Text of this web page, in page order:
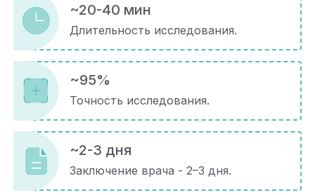
~20-40 мин
Длительность исследования.
~95%
Точность исследования.
~2-3 дня
Заключение врача - 2–3 дня.